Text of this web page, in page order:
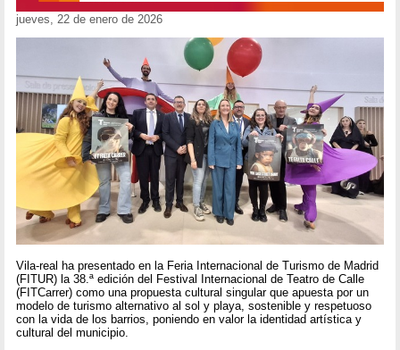
jueves, 22 de enero de 2026
Vila-real ha presentado en la Feria Internacional de Turismo de Madrid
(FITUR) la 38.ª edición del Festival Internacional de Teatro de Calle
(FITCarrer) como una propuesta cultural singular que apuesta por un
modelo de turismo alternativo al sol y playa, sostenible y respetuoso
con la vida de los barrios, poniendo en valor la identidad artística y
cultural del municipio.